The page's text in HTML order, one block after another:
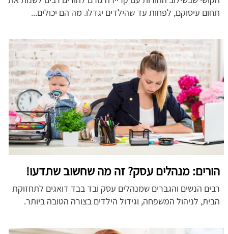
תחום עיסוקם, לפחות עד שהילדים יגדלו. מה הם יכולים...
הורים: מנהלים עסק? זה מה שחשוב שתדעו!
רבים הנשים והגברים שמנהלים עסק ובד בבד דואגים לתחזוקת
הבית, לניהול המשפחה, וגידול הילדים בצורה הטובה ביותר.